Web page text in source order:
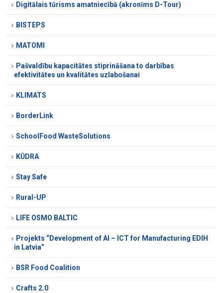
Digitālais tūrisms amatniecībā (akronīms D-Tour)
BISTEPS
MATOMI
Pašvaldību kapacitātes stiprināšana to darbības
efektivitātes un kvalitātes uzlabošanai
KLIMATS
BorderLink
SchoolFood WasteSolutions
KŪDRA
Stay Safe
Rural-UP
LIFE OSMO BALTIC
Projekts “Development of AI – ICT for Manufacturing EDIH
in Latvia”
BSR Food Coalition
Crafts 2.0